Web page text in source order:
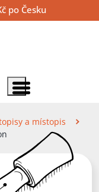
po Česku
– košík
Zobrazit položky menu
a místopis